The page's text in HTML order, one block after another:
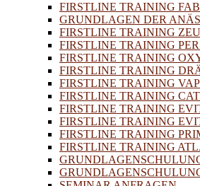
FIRSTLINE TRAINING
GRUNDLAGEN DER
FIRSTLINE TRAINING
FIRSTLINE TRAINING
FIRSTLINE TRAINING
FIRSTLINE TRAINING
FIRSTLINE TRAINING
FIRSTLINE TRAINING
FIRSTLINE TRAINING
FIRSTLINE TRAINING
FIRSTLINE TRAINING
FIRSTLINE TRAINING